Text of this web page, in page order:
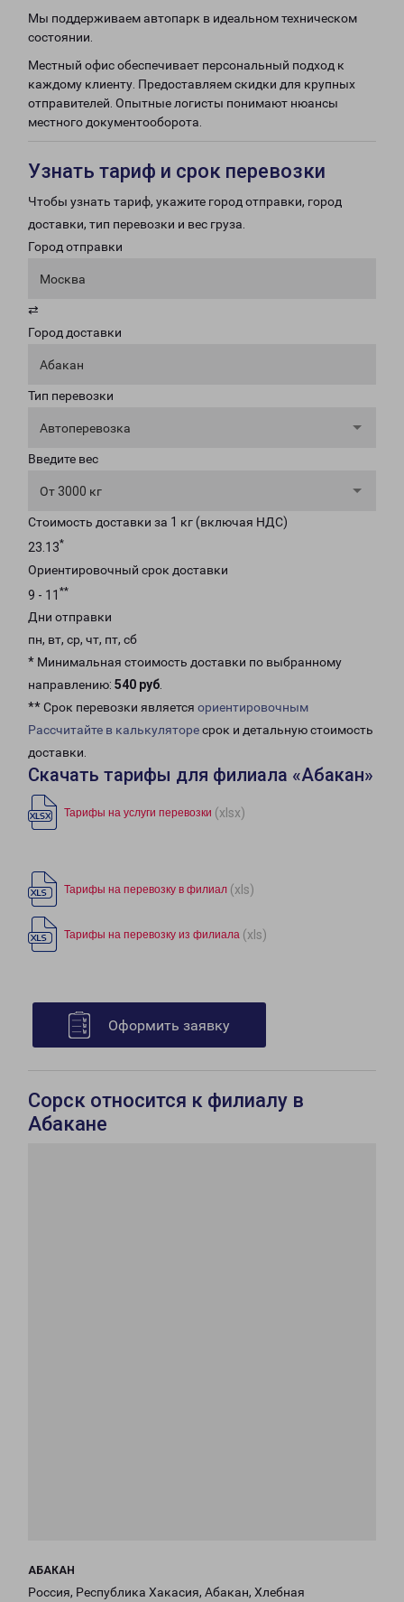
Мы поддерживаем автопарк в идеальном техническом
состоянии.
Местный офис обеспечивает персональный подход к
каждому клиенту. Предоставляем скидки для крупных
отправителей. Опытные логисты понимают нюансы
местного документооборота.
Узнать тариф и срок перевозки
Чтобы узнать тариф, укажите город отправки, город
доставки, тип перевозки и вес груза.
Город отправки
Москва
⇄
Город доставки
Абакан
Тип перевозки
Автоперевозка
Введите вес
От 3000 кг
Стоимость доставки за 1 кг (включая НДС)
23.13*
Ориентировочный срок доставки
9 - 11 **
Дни отправки
пн, вт, ср, чт, пт, сб
* Минимальная стоимость доставки по выбранному
направлению: 540 руб.
** Срок перевозки является ориентировочным
Рассчитайте в калькуляторесрок и детальную стоимость
доставки.
Скачать тарифы для филиала «Абакан»
Тарифы на услуги перевозки (xlsx)
Тарифы на перевозку в филиал (xls)
Тарифы на перевозку из филиала (xls)
Оформить заявку
Сорск относится к филиалу в
Абакане
АБАКАН
Россия, Республика Хакасия, Абакан, Хлебная